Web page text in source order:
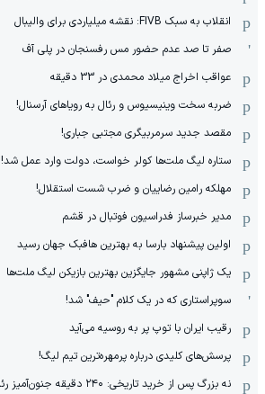
انقلاب به سبک FIVB: نقشه میلیاردی برای والیبال
صفر تا صد عدم حضور مس رفسنجان در پلی آف
عواقب اخراج میلاد محمدی در 33 دقیقه
ضربه سخت وینیسیوس و رئال به رویاهای آرسنال!
مقصد جدید سرمربیگری مجتبی جباری!
ستاره لیگ ملت‌ها کولر خواست، دولت وارد عمل شد!
مهلکه رامین رضاییان و ضرب شست استقلال!
مدیر خبرساز فدراسیون فوتبال در قشم
اولین پیشنهاد بارسا به بهترین هافبک جهان رسید
یک ژاپنی مشهور جایگزین بهترین بازیکن لیگ ملت‌ها
سوپراستاری که در یک کلام "حیف" شد!
رقیب ایران با توپ پر به روسیه می‌آید
پرسش‌های کلیدی درباره پرمهره‌ترین تیم لیگ!
نه بزرگ پس از خرید تاریخی: ۲۴۰ دقیقه جنون‌آمیز رئال!